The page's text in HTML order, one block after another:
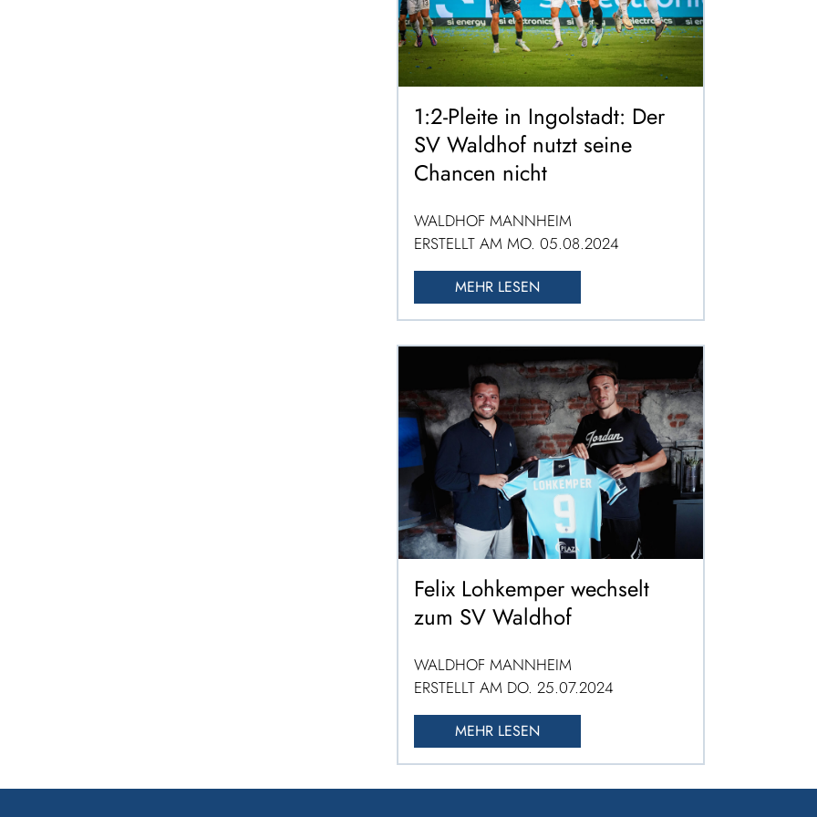
1:2-Pleite in Ingolstadt: Der
SV Waldhof nutzt seine
Chancen nicht
WALDHOF MANNHEIM
ERSTELLT AM MO. 05.08.2024
MEHR LESEN
Felix Lohkemper wechselt
zum SV Waldhof
WALDHOF MANNHEIM
ERSTELLT AM DO. 25.07.2024
MEHR LESEN